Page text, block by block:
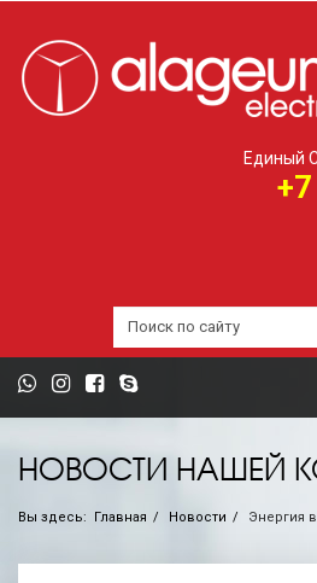
Единый
НОВОСТИ НАШЕЙ
Вы здесь: Главная Новости Энергия